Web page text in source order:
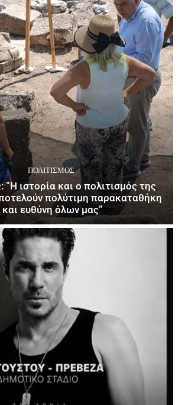
ΠΟΛΙΤΙΣΜΌΣ
”Η ιστορία και ο πολιτισμός της
πολύτιμη παρακαταθήκη
και ευθύνη όλων μας”